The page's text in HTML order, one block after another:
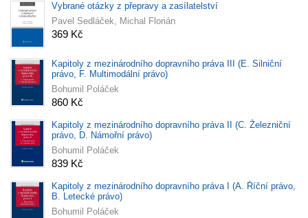
Vybrané otázky z přepravy a zasílatelství
Pavel Sedláček, Michal Florián
369 Kč
Kapitoly z mezinárodního dopravního práva III (E. Silniční
právo, F. Multimodální právo)
Bohumil Poláček
860 Kč
Kapitoly z mezinárodního dopravního práva II (C. Železniční
právo, D. Námořní právo)
Bohumil Poláček
839 Kč
Kapitoly z mezinárodního dopravního práva I (A. Říční právo,
B. Letecké právo)
Bohumil Poláček